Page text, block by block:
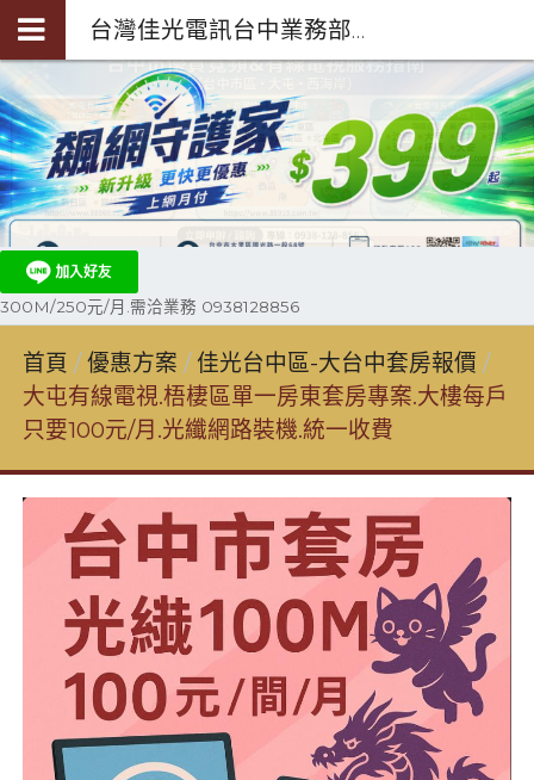
台灣佳光電訊台中業務部陳聖閎-第四台光纖裝機0938-128-856
300M/250元/月.需洽業務 0938128856
首頁 優惠方案
佳光台中區-大台中套房報價
大屯有線電視.梧棲區單一房東套房專案.大樓每戶
只要100元/月.光纖網路裝機.統一收費